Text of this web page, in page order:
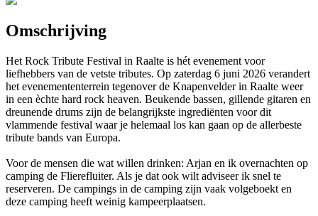
Omschrijving
Het Rock Tribute Festival in Raalte is hét evenement voor
liefhebbers van de vetste tributes. Op zaterdag 6 juni 2026 verandert
het evenemententerrein tegenover de Knapenvelder in Raalte weer
in een èchte hard rock heaven. Beukende bassen, gillende gitaren en
dreunende drums zijn de belangrijkste ingrediënten voor dit
vlammende festival waar je helemaal los kan gaan op de allerbeste
tribute bands van Europa.
Voor de mensen die wat willen drinken: Arjan en ik overnachten op
camping de Flierefluiter. Als je dat ook wilt adviseer ik snel te
reserveren. De campings in de camping zijn vaak volgeboekt en
deze camping heeft weinig kampeerplaatsen.